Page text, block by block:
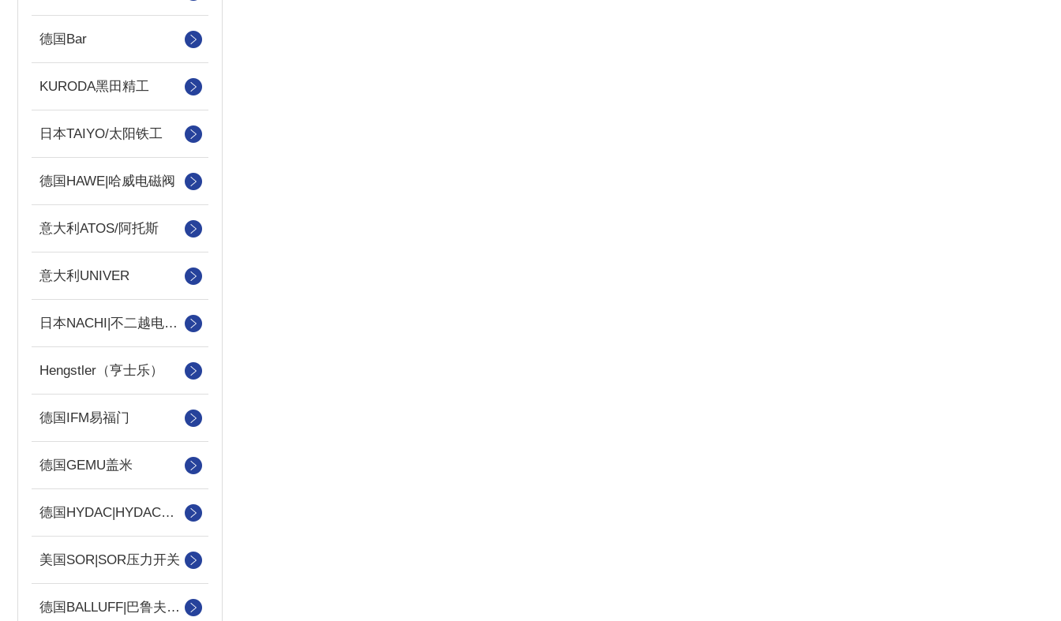
德国Bar
KURODA黑田精工
日本TAIYO/太阳铁工
德国HAWE|哈威电磁阀
意大利ATOS/阿托斯
意大利UNIVER
日本NACHI|不二越电磁阀
Hengstler（亨士乐）
德国IFM易福门
德国GEMU盖米
德国HYDAC|HYDAC传感器
美国SOR|SOR压力开关
德国BALLUFF|巴鲁夫传感器